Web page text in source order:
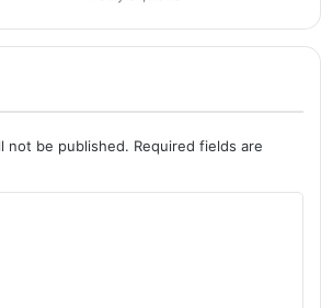
not be published. Required fields are